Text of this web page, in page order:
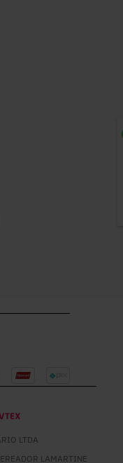
LTDA
LAMARTINE